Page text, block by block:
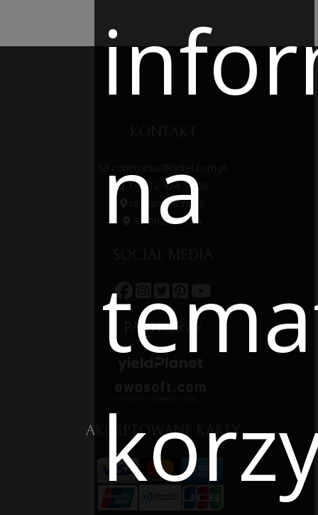
na
+48 12 424 34 00
ul. Kanonicza 16
31-002 Kraków
PARTNERZY
AKCEPTOWANE KARTY